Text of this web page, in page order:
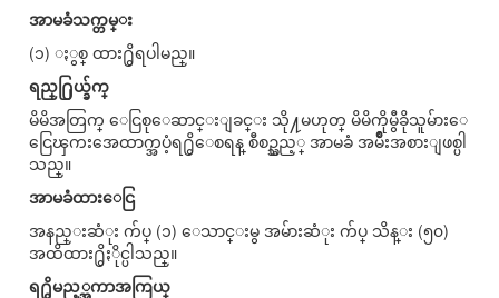
အာမခံသက္တမ္း
(၁) ႏွစ္ ထား႐ွိရပါမည္။
ရည္႐ြယ္ခ်က္
မိမိအတြက္ ေငြစုေဆာင္းျခင္း သို႔မဟုတ္ မိမိကိုမွီခိုသူမ်ားေ
ငြေၾကးအေထာက္အပံ့ရ႐ွိေစရန္ စီစဥ္သည့္ အာမခံ အမ်ိဳးအစားျဖစ္ပါ
သည္။
အာမခံထားေငြ
အနည္းဆံုး က်ပ္ (၁) ေသာင္းမွ အမ်ားဆံုး က်ပ္ သိန္း (၅၀)
အထိထား႐ွိႏိုင္ပါသည္။
ရ႐ွိမည့္အကာအကြယ္